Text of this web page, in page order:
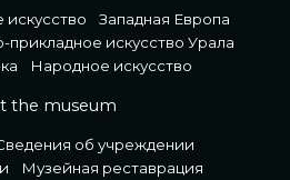
искусство
Западная Европа
прикладное искусство Урала
Народное искусство
the museum
об учреждении
Музейная реставрация